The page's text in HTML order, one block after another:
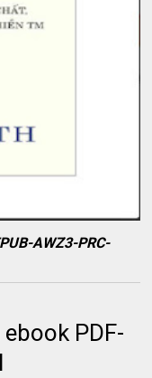
AWZ3-PRC-
PDF-